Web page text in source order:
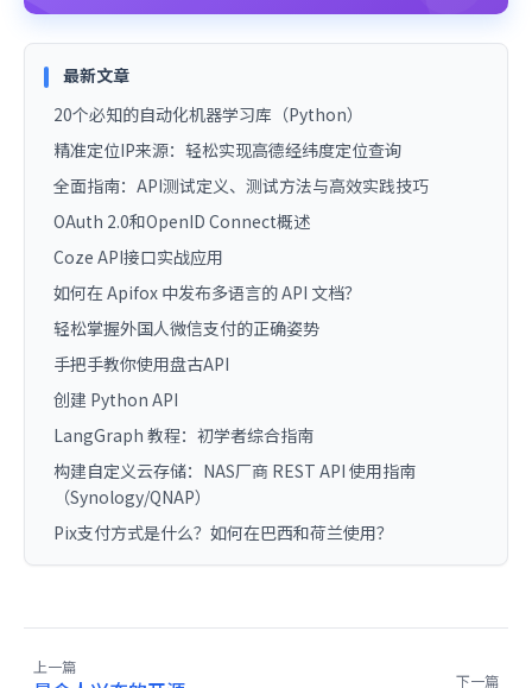
最新文章
20个必知的自动化机器学习库（Python）
精准定位IP来源：轻松实现高德经纬度定位查询
全面指南：API测试定义、测试方法与高效实践技巧
OAuth 2.0和OpenID Connect概述
Coze API接口实战应用
如何在 Apifox 中发布多语言的 API 文档？
轻松掌握外国人微信支付的正确姿势
手把手教你使用盘古API
创建 Python API
LangGraph 教程：初学者综合指南
构建自定义云存储：NAS厂商 REST API 使用指南
（Synology/QNAP）
Pix支付方式是什么？如何在巴西和荷兰使用？
上一篇
下一篇